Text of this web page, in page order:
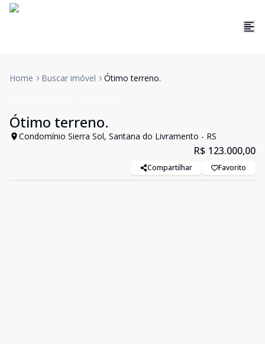
Home Buscar imóvel Ótimo terreno.
Ótimo terreno.
Condomínio Sierra Sol, Santana do Livramento - RS
R$ 123.000,00
Compartilhar Favorito